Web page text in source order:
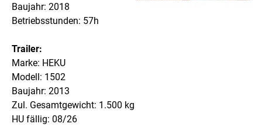
Baujahr: 2018
Betriebsstunden: 57h
Trailer:
Marke: HEKU
Modell: 1502
Baujahr: 2013
Zul. Gesamtgewicht: 1.500 kg
HU fällig: 08/26